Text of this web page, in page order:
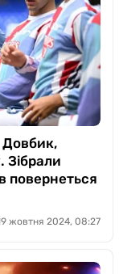
Довбик,
Зібрали
повернеться
жовтня 2024, 08:27